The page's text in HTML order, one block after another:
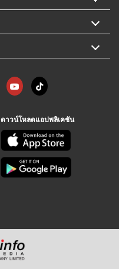
ดาวน์โหลดแอปพลิเคชัน